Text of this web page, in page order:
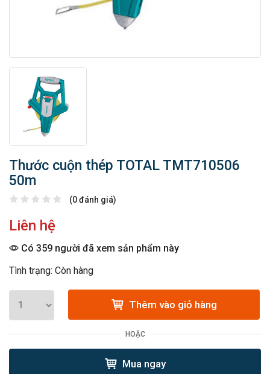
Thước cuộn thép TOTAL TMT710506
50m
(0 đánh giá)
Liên hệ
Có 359 người đã xem sản phẩm này
Tình trạng: Còn hàng
Thêm vào giỏ hàng
HOẶC
Mua ngay